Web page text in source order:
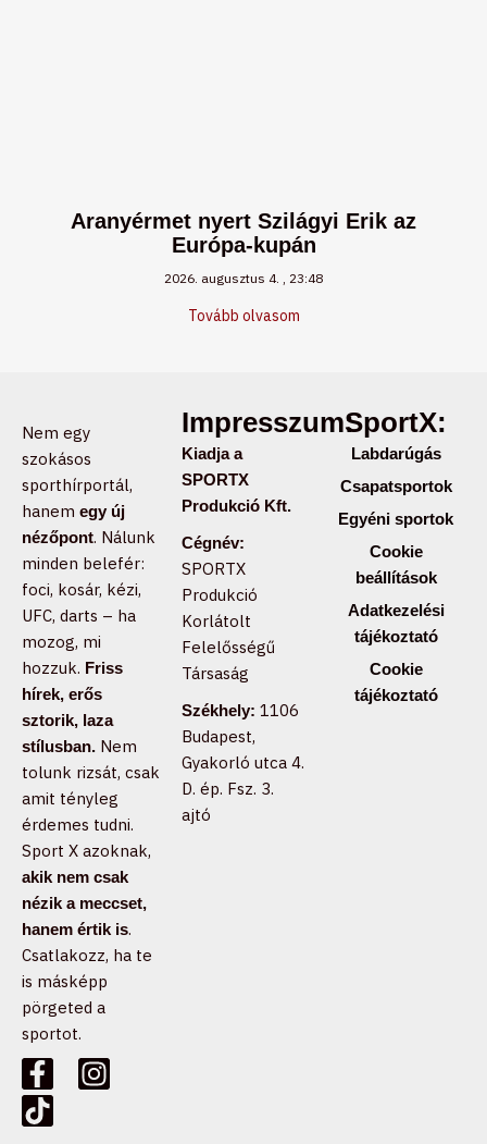
Aranyérmet nyert Szilágyi Erik az
Európa-kupán
2026. augusztus 4. 23:48
Tovább olvasom
Nem egy
szokásos
sporthírportál,
hanem egy új
nézőpont. Nálunk
minden belefér:
foci, kosár, kézi,
UFC, darts – ha
mozog, mi
hozzuk. Friss
hírek, erős
sztorik, laza
stílusban. Nem
tolunk rizsát, csak
amit tényleg
érdemes tudni.
Sport X azoknak,
akik nem csak
nézik a meccset,
hanem értik is.
Csatlakozz, ha te
is másképp
pörgeted a
sportot.
F
a
c
I
n
T
i
k
Impresszum:
Kiadja a
SPORTX
Produkció Kft.
Cégnév:
SPORTX
Produkció
Korlátolt
Felelősségű
Társaság
Székhely: 1106
Budapest,
Gyakorló utca 4.
D. ép. Fsz. 3.
ajtó
SportX:
Labdarúgás
Csapatsportok
Egyéni sportok
Cookie
beállítások
Adatkezelési
tájékoztató
Cookie
tájékoztató